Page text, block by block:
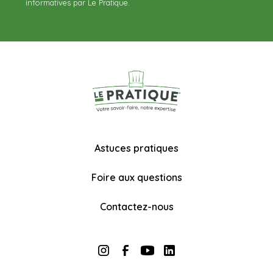
informatives par Le Pratique.
Astuces pratiques
Foire aux questions
Contactez-nous